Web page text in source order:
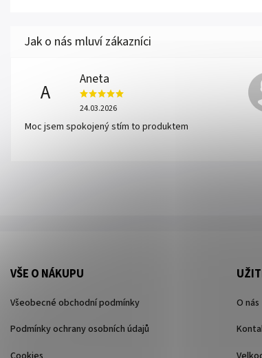
A
Aneta
24.03.2026
Moc jsem spokojený stím to produktem
VŠE O NÁKUPU
Všeobecné obchodní podmínky
Podmínky ochrany osobních údajů
O nás